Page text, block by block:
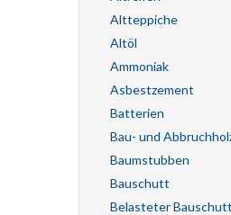
Altteppiche
Altöl
Ammoniak
Asbestzement
Batterien
Bau- und
Baumstubben
Bauschutt
Belasteter Bauschutt